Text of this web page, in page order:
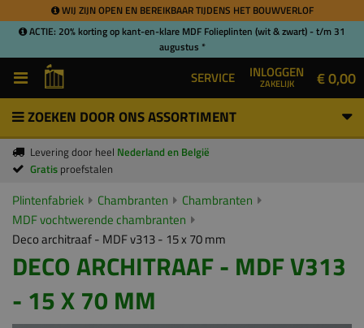
WIJ ZIJN OPEN EN BEREIKBAAR TIJDENS HET BOUWVERLOF
ACTIE: 20% korting op kant-en-klare MDF Folieplinten (wit & zwart) - t/m 31
augustus *
SERVICE INLOGGEN
ZAKELIJK € 0,00
ZOEKEN DOOR ONS ASSORTIMENT
Levering door heel Nederland en België
Gratis proefstalen
Plintenfabriek Chambranten
Chambranten
MDF vochtwerende chambranten
Deco architraaf - MDF v313 - 15 x 70 mm
DECO ARCHITRAAF - MDF V313
- 15 X 70 MM